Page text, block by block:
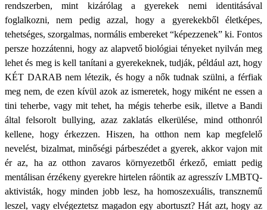
rendszerben, mint kizárólag a gyerekek nemi identitásával
foglalkozni, nem pedig azzal, hogy a gyerekekből életképes,
tehetséges, szorgalmas, normális embereket “képezzenek” ki. Fontos
persze hozzátenni, hogy az alapvető biológiai tényeket nyilván meg
lehet és meg is kell tanítani a gyerekeknek, tudják, például azt, hogy
KÉT DARAB nem létezik, és hogy a nők tudnak szülni, a férfiak
meg nem, de ezen kívül azok az ismeretek, hogy miként ne essen a
tini teherbe, vagy mit tehet, ha mégis teherbe esik, illetve a Bandi
által felsorolt bullying, azaz zaklatás elkerülése, mind otthonról
kellene, hogy érkezzen. Hiszen, ha otthon nem kap megfelelő
nevelést, bizalmat, minőségi párbeszédet a gyerek, akkor vajon mit
ér az, ha az otthon zavaros környezetből érkező, emiatt pedig
mentálisan érzékeny gyerekre hirtelen ráöntik az agresszív LMBTQ-
aktivisták, hogy minden jobb lesz, ha homoszexuális, transznemű
leszel, vagy elvégeztetsz magadon egy abortuszt? Hát azt, hogy az